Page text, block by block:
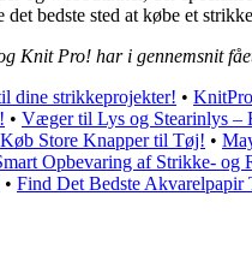
bedste sted at købe et
Knit Pro! har i gennemsnit
dine strikkeprojekter! •
• Væger til Lys og Stearinlys –
Køb Store Knapper til Tøj! •
Opbevaring af Strikke- og
• Find Det Bedste